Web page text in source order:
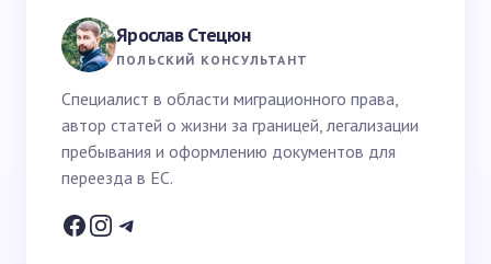
Ваш вопрос *
Ваше имя *
Email *
Ярослав Стецюн
ПОЛЬСКИЙ КОНСУЛЬТАНТ
Специалист в области миграционного права,
автор статей о жизни за границей, легализации
пребывания и оформлению документов для
переезда в ЕС.